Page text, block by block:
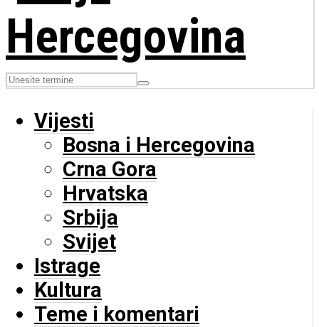
Vijesti
Bosna i Hercegovina
Crna Gora
Hrvatska
Srbija
Svijet
Istrage
Kultura
Teme i komentari